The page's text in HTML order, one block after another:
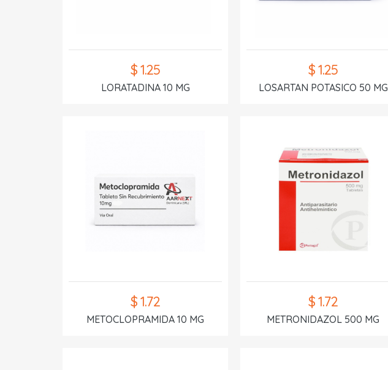
$ 1.25
LORATADINA 10 MG
$ 1.25
LOSARTAN POTASICO 50 MG
$ 1.72
METOCLOPRAMIDA 10 MG
$ 1.72
METRONIDAZOL 500 MG